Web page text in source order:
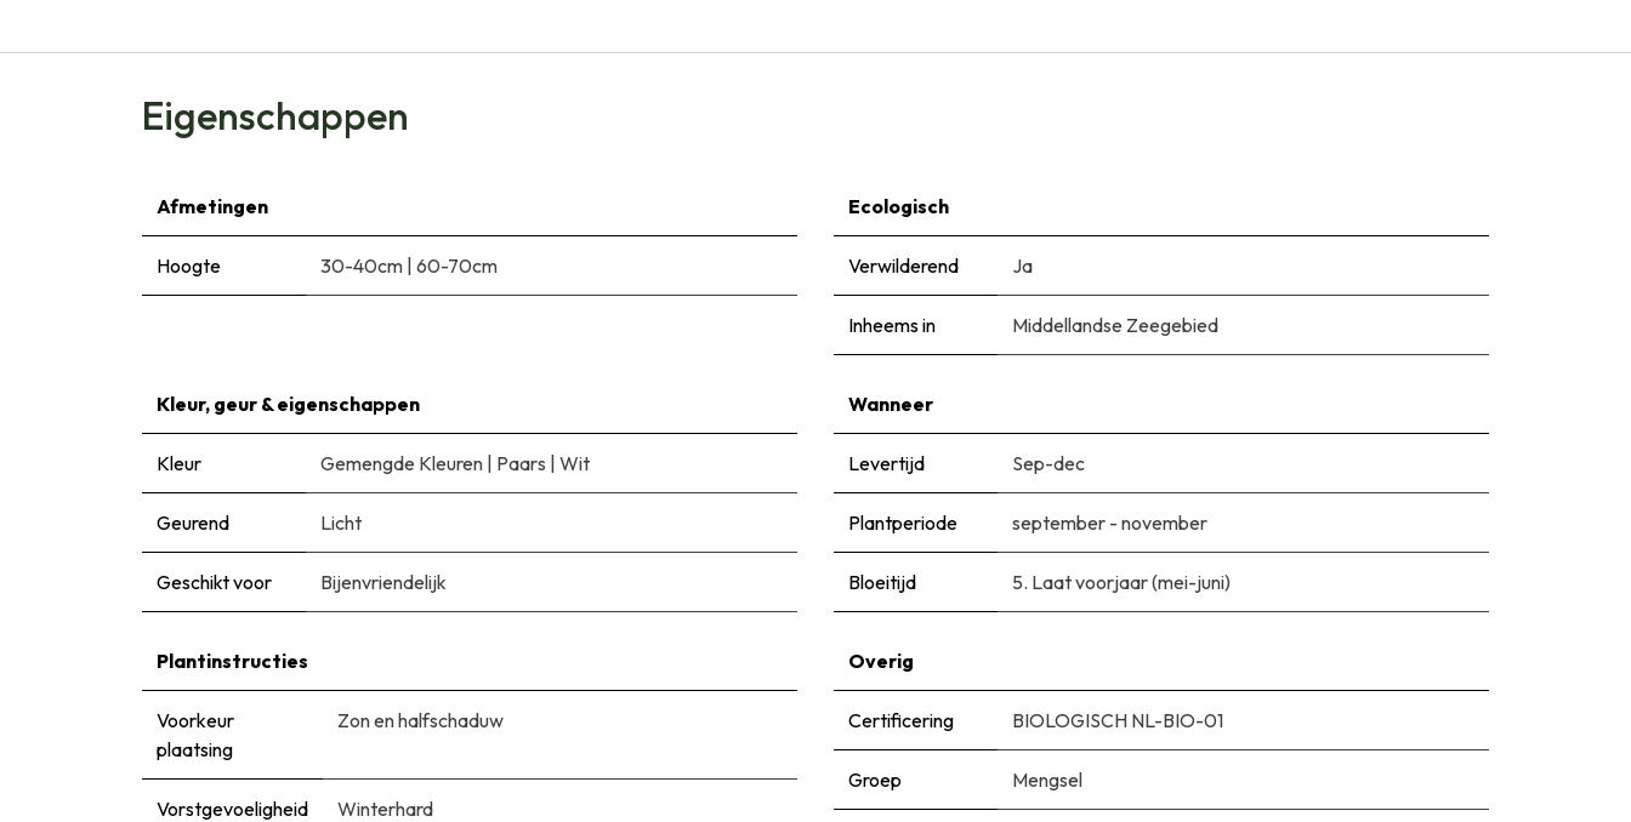
Eigenschappen
Afmetingen
Hoogte 30-40cm | 60-70cm
Ecologisch
Verwilderend Ja
Inheems in Middellandse Zeegebied
Kleur, geur & eigenschappen
Kleur Gemengde Kleuren | Paars | Wit
Geurend Licht
Geschikt voor Bijenvriendelijk
Wanneer
Levertijd Sep-dec
Plantperiode september - november
Bloeitijd 5. Laat voorjaar (mei-juni)
Plantinstructies
Voorkeur
plaatsing
Zon en halfschaduw
Vorstgevoeligheid Winterhard
Overig
Certificering BIOLOGISCH NL-BIO-01
Groep Mengsel